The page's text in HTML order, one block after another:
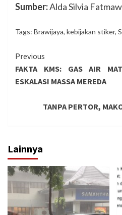
Sumber:Alda Silvia
Tags: Brawijaya, kebijakan stiker,
Continue
Reading
Previous
FAKTA KMS: GAS AIR
ESKALASI MASSA MEREDA
TANPA PERTOR,
Lainnya